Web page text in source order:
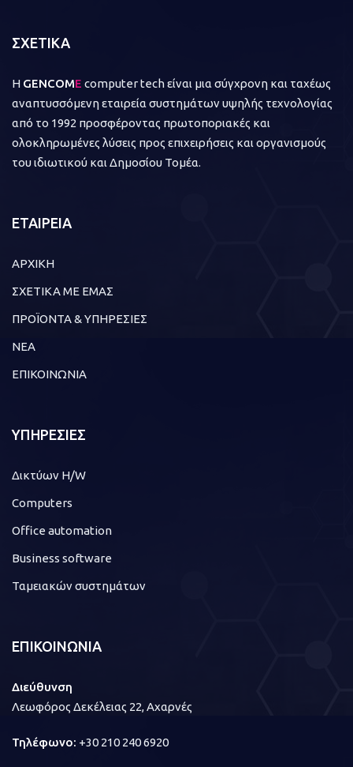
ΣΧΕΤΙΚΑ
Η GENCOME computer tech είναι μια σύγχρονη και ταχέως
αναπτυσσόμενη εταιρεία συστημάτων υψηλής τεχνολογίας
από το 1992 προσφέροντας πρωτοποριακές και
ολοκληρωμένες λύσεις προς επιχειρήσεις και οργανισμούς
του ιδιωτικού και Δημοσίου Τομέα.
ΕΤΑΙΡΕΙΑ
ΑΡΧΙΚΗ
ΣΧΕΤΙΚΑ ΜΕ ΕΜΑΣ
ΠΡΟΪΟΝΤΑ & ΥΠΗΡΕΣΙΕΣ
ΝΕΑ
ΕΠΙΚΟΙΝΩΝΙΑ
ΥΠΗΡΕΣΙΕΣ
Δικτύων H/W
Computers
Office automation
Business software
Ταμειακών συστημάτων
ΕΠΙΚΟΙΝΩΝΙΑ
Διεύθυνση
Λεωφόρος Δεκέλειας 22, Αχαρνές
Τηλέφωνο: +30 210 240 6920